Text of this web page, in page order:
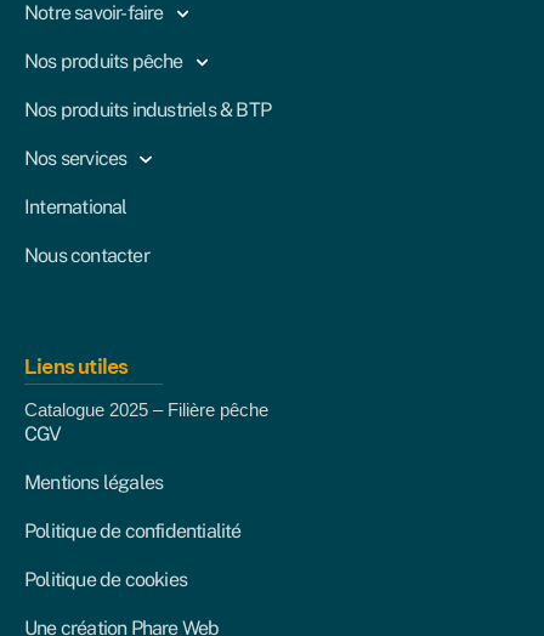
Notre savoir-faire
Nos produits pêche
Nos produits industriels & BTP
Nos services
International
Nous contacter
Liens utiles
Catalogue 2025 – Filière pêche
CGV
Mentions légales
Politique de confidentialité
Politique de cookies
Une création Phare Web